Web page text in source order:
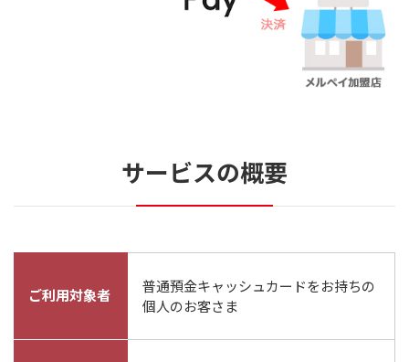
サービスの概要
ご利用対象者
普通預金キャッシュカードをお持ちの
個人のお客さま